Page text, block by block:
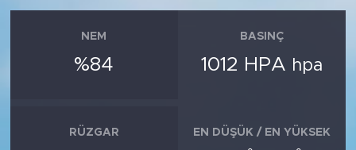
NEM
%84
BASINÇ
1012 HPA hpa
RÜZGAR EN DÜŞÜK / EN YÜKSEK